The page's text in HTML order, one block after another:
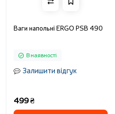
Ваги напольні ERGO PSB 490
В наявності
Залишити відгук
499 ₴